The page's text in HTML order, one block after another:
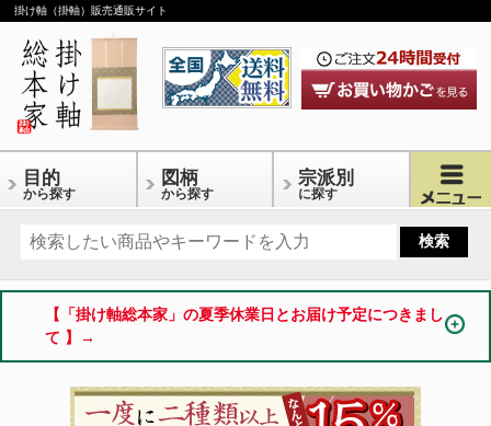
掛け軸（掛軸）販売通販サイト
目的
から探す
図柄
から探す
宗派別
に探す
【「掛け軸総本家」の夏季休業日とお届け予定につきまし
て 】→